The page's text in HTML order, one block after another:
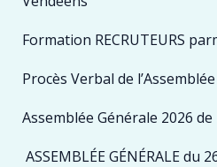
Formation RECRUTEURS
Procès Verbal de
Assemblée Générale 2026 de
ASSEMBLÉE GÉNÉRALE du